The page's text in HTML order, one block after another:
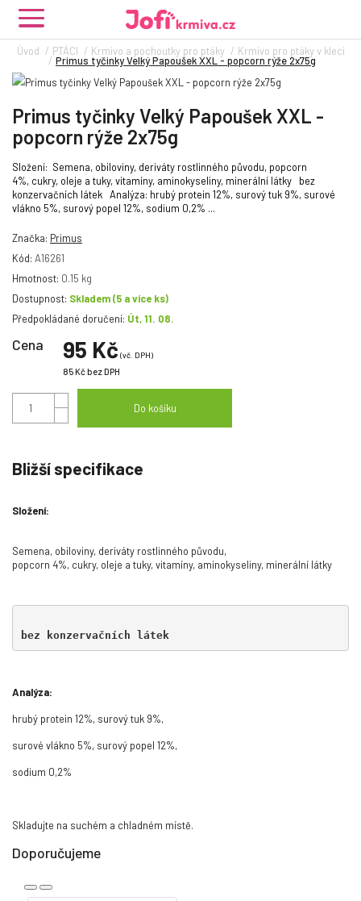
Úvod PTÁCI Krmivo a pochoutky pro ptáky Krmivo pro ptáky v kleci
Primus tyčinky Velký Papoušek XXL - popcorn rýže 2x75g
Primus tyčinky Velký Papoušek XXL -
popcorn rýže 2x75g
Složení: Semena, obiloviny, deriváty rostlinného původu, popcorn
4%, cukry, oleje a tuky, vitamíny, aminokyseliny, minerální látky bez
konzervačních látek Analýza: hrubý protein 12%, surový tuk 9%, surové
vlákno 5%, surový popel 12%, sodium 0,2% ...
Značka: Primus
Kód: A16261
Hmotnost: 0.15 kg
Dostupnost: Skladem(5 a více ks)
Předpokládané doručení: Út, 11. 08.
Cena 95 Kč(vč. DPH)
85 Kčbez DPH
Do košíku
Bližší specifikace
Složení:
Semena, obiloviny, deriváty rostlinného původu,
popcorn 4%, cukry, oleje a tuky, vitamíny, aminokyseliny, minerální látky
bez konzervačních látek
Analýza:
hrubý protein 12%, surový tuk 9%,
surové vlákno 5%, surový popel 12%,
sodium 0,2%
Skladujte na suchém a chladném místě.
Doporučujeme